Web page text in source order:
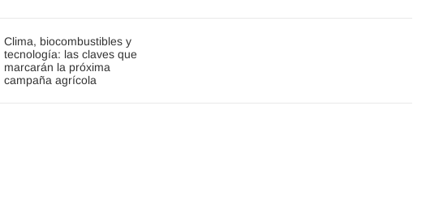
Clima, biocombustibles y
tecnología: las claves que
marcarán la próxima
campaña agrícola